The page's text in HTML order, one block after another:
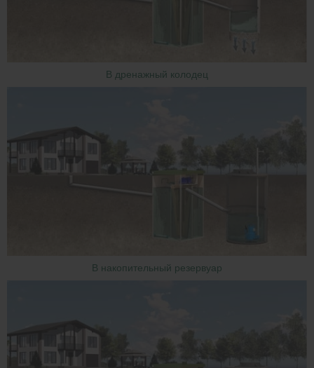
В дренажный колодец
В накопительный резервуар